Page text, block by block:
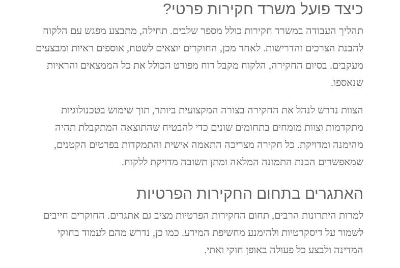
כיצד פועל משרד חקירות פרטי?
תהליך העבודה במשרד חקירות כולל מספר שלבים. תחילה, מתבצע מפגש עם הלקוח
להבנת הצרכים והדרישות. לאחר מכן, החוקרים יוצאים לשטח, אוספים ראיות ומבצעים
מעקבים. בסיום החקירה, הלקוח מקבל דוח מפורט הכולל את כל הממצאים והראיות
שנאספו.
הצוות נדרש לנהל את החקירה בצורה המקצועית ביותר, תוך שימוש בטכנולוגיות
מתקדמות וצוות מומחים בתחומים שונים כדי להבטיח שהתוצאה המתקבלת תהיה
מהימנה ומדויקת. כל חקירה מצריכה התאמה אישית והתמקדות בפרטים הקטנים,
שמאפשרים הבנת התמונה המלאה ומתן תשובה מדויקת ללקוח.
האתגרים בתחום החקירות הפרטיות
למרות היתרונות הרבים, תחום החקירות הפרטיות מציב גם אתגרים. החוקרים חייבים
לשמור על דיסקרטיות ולהימנע מחשיפת המידע. כמו כן, נדרש מהם לעמוד בחוקי
המדינה ולבצע כל פעולה באופן חוקי ואתי.